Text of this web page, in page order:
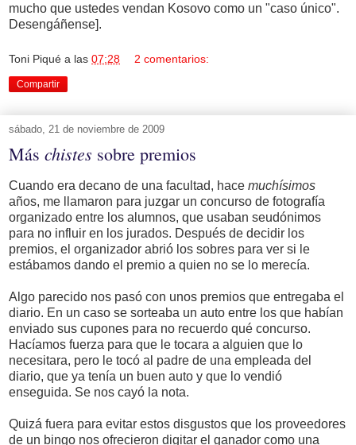
mucho que ustedes vendan Kosovo como un "caso único".
Desengáñense].
Toni Piqué a las 07:28 2 comentarios:
Compartir
sábado, 21 de noviembre de 2009
Más chistes sobre premios
Cuando era decano de una facultad, hace muchísimos
años, me llamaron para juzgar un concurso de fotografía
organizado entre los alumnos, que usaban seudónimos
para no influir en los jurados. Después de decidir los
premios, el organizador abrió los sobres para ver si le
estábamos dando el premio a quien no se lo merecía.
Algo parecido nos pasó con unos premios que entregaba el
diario. En un caso se sorteaba un auto entre los que habían
enviado sus cupones para no recuerdo qué concurso.
Hacíamos fuerza para que le tocara a alguien que lo
necesitara, pero le tocó al padre de una empleada del
diario, que ya tenía un buen auto y que lo vendió
enseguida. Se nos cayó la nota.
Quizá fuera para evitar estos disgustos que los proveedores
de un bingo nos ofrecieron digitar el ganador como una